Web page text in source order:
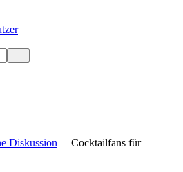
Diskussion
Cocktailfans für